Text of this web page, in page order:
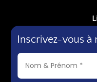
Inscrivez-vous à